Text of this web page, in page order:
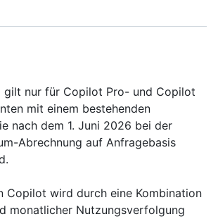
gilt nur für Copilot Pro- und Copilot
mit einem bestehenden
nach dem 1. Juni 2026 bei der
Abrechnung auf Anfragebasis
Copilot wird durch eine Kombination
monatlicher Nutzungsverfolgung